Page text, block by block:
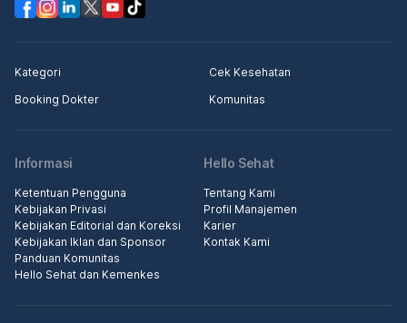
Kategori
Cek Kesehatan
Booking Dokter
Komunitas
Informasi
Ketentuan Pengguna
Kebijakan Privasi
Kebijakan Editorial dan Koreksi
Kebijakan Iklan dan Sponsor
Panduan Komunitas
Hello Sehat dan Kemenkes
Hello Sehat
Tentang Kami
Profil Manajemen
Karier
Kontak Kami